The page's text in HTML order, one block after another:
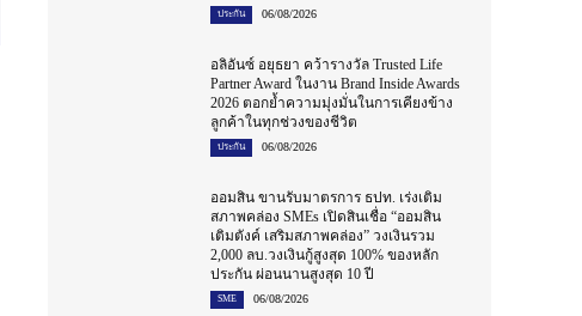
ประกัน 06/08/2026
อลิอันซ์ อยุธยา คว้ารางวัล Trusted Life
Partner Award ในงาน Brand Inside Awards
2026 ตอกย้ำความมุ่งมั่นในการเคียงข้าง
ลูกค้าในทุกช่วงของชีวิต
ประกัน 06/08/2026
ออมสิน ขานรับมาตรการ ธปท. เร่งเติม
สภาพคล่อง SMEs เปิดสินเชื่อ “ออมสิน
เติมตังค์ เสริมสภาพคล่อง” วงเงินรวม
2,000 ลบ.วงเงินกู้สูงสุด 100% ของหลัก
ประกัน ผ่อนนานสูงสุด 10 ปี
SME 06/08/2026